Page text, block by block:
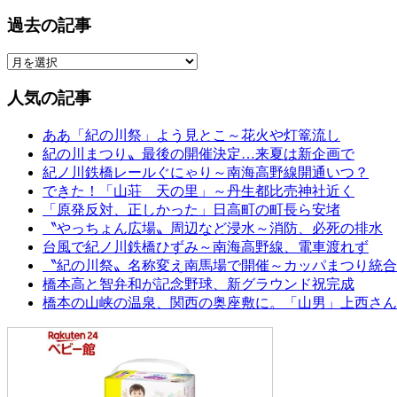
過去の記事
人気の記事
ああ「紀の川祭」よう見とこ～花火や灯篭流し
紀の川まつり〟最後の開催決定…来夏は新企画で
紀ノ川鉄橋レールぐにゃり～南海高野線開通いつ？
できた！「山荘 天の里」～丹生都比売神社近く
「原発反対、正しかった」日高町の町長ら安堵
〝やっちょん広場〟周辺など浸水～消防、必死の排水
台風で紀ノ川鉄橋ひずみ～南海高野線、電車渡れず
〝紀の川祭〟名称変え南馬場で開催～カッパまつり統合
橋本高と智弁和が記念野球、新グラウンド祝完成
橋本の山峡の温泉、関西の奥座敷に。「山男」上西さ